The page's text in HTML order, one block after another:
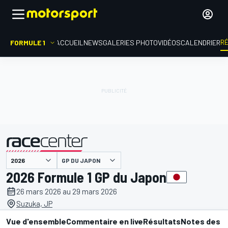
FORMULE 1 ACCUEIL NEWSGALERIES PHOTOVIDÉOSCALENDRIER
présenté par GP DU JAPON
2026 Formule 1 GP du Japon
26 mars 2026 au 29 mars 2026
Suzuka, JP
Vue d'ensembleCommentaire en liveRésultatsNotes des